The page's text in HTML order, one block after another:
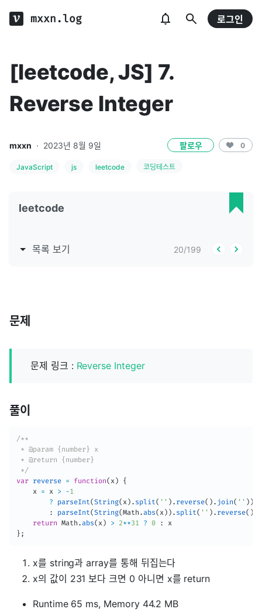
mxxn.log 로그인
[leetcode, JS] 7.
Reverse Integer
mxxn · 2023년 8월 9일 팔로우 0
JavaScript js leetcode 코딩테스트
leetcode
목록 보기 20/199
문제
문제 링크 : Reverse Integer
풀이
/**
* @param {number} x
* @return {number}
*/
var reverse = function( x )
{
    x
= x > -1
?
parseInt(String( x ) . split( '' ) . reverse( ) . join( '' ) )
:
parseInt(String(Math .abs( x ) ) . split( '' ) . reverse( )
return Math .abs( x ) > 2**31 ? 0 :
} ;
x를 string과 array를 통해 뒤집는다
x의 값이 231 보다 크면 0 아니면 x를 return
Runtime 65 ms, Memory 44.2 MB